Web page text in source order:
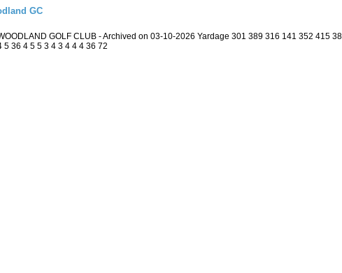
GC
GOLF CLUB - Archived on 03-10-2026 Yardage 301 389 316 141 352 415
36 4 5 5 3 4 3 4 4 4 36 72